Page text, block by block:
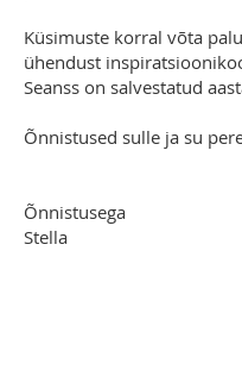
Küsimuste korral võta
ühendust
Seanss on salvestatud
Õnnistused sulle ja su
Õnnistusega
Stella